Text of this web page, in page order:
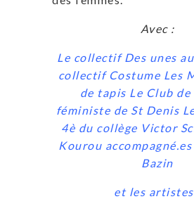
Avec :
Le collectif Des unes
collectif Costume Les
de tapis Le Club
féministe de St Denis
4è du collège Victor
Kourou
Bazin
et les